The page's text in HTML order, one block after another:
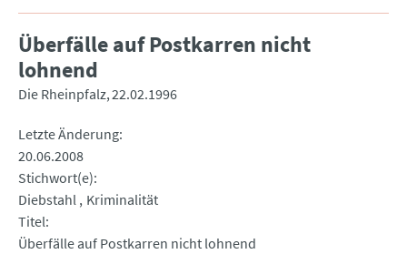
Überfälle auf Postkarren nicht
lohnend
Die Rheinpfalz 22.02.1996
Letzte Änderung
20.06.2008
Stichwort(e)
Diebstahl Kriminalität
Titel
Überfälle auf Postkarren nicht lohnend